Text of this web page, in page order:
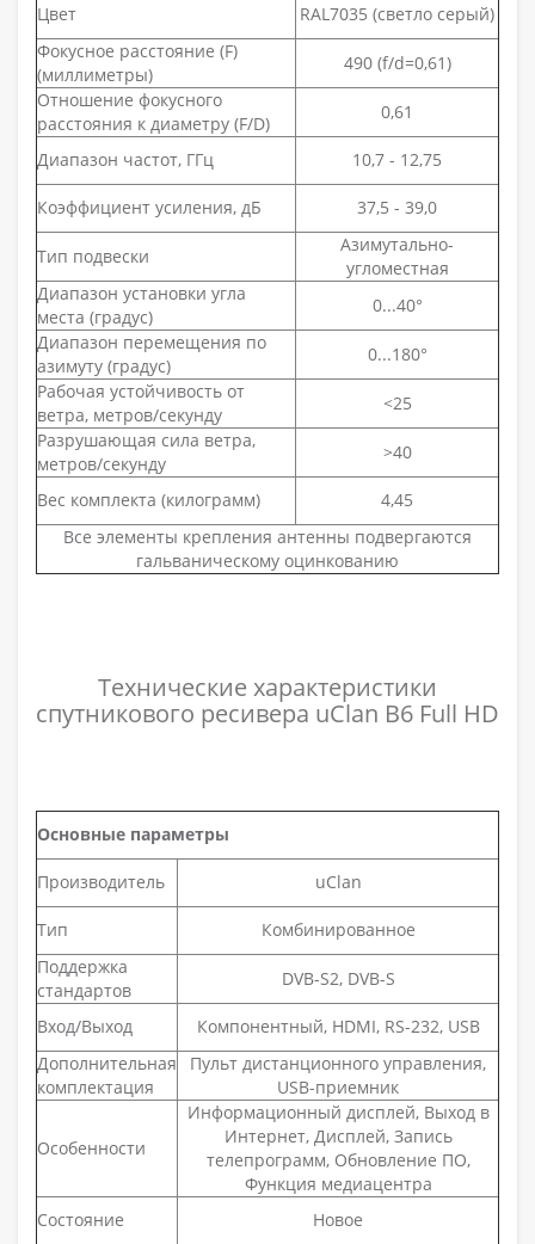
Цвет
RAL7035 (светло серый)
Фокусное расстояние (F)
(миллиметры)
490 (f/d=0,61)
Отношение фокусного
расстояния к диаметру (F/D)
0,61
Диапазон частот, ГГц 10,7 - 12,75
Коэффициент усиления, дБ 37,5 - 39,0
Тип подвески
Азимутально-
угломестная
Диапазон установки угла
места (градус)
0...40°
Диапазон перемещения по
азимуту (градус)
0...180°
Рабочая устойчивость от
ветра, метров/секунду
<25
Разрушающая сила ветра,
метров/секунду
>40
Вес комплекта (килограмм)
4,45
Все элементы крепления антенны подвергаются
гальваническому оцинкованию
Технические характеристики
спутникового ресивера uClan B6 Full HD
Основные параметры
Производитель uClan
Тип
Комбинированное
Поддержка
стандартов
DVB-S2, DVB-S
Вход/Выход
Компонентный, HDMI, RS-232, USB
Дополнительная
комплектация
Пульт дистанционного управления,
USB-приемник
Особенности
Информационный дисплей, Выход в
Интернет, Дисплей, Запись
телепрограмм, Обновление ПО,
Функция медиацентра
Состояние
Новое